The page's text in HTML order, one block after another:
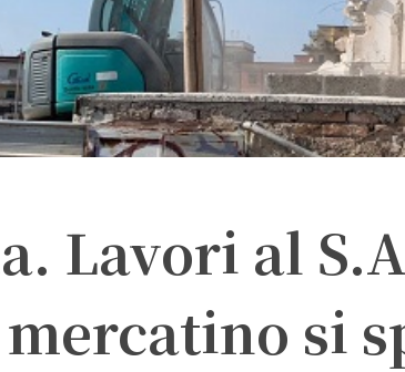
Lavori al
si